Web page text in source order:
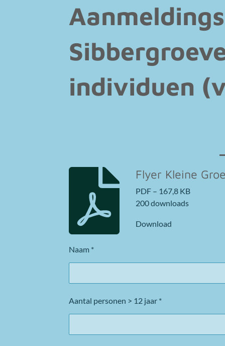
individuen
Flyer Kleine
PDF – 167,8 KB
200 downloads
Download
Naam *
Aantal personen > 12 jaar *